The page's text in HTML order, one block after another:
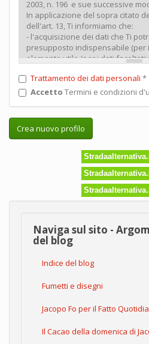
Trattamento dei dati personali *
Accetto Termini e condizioni
Crea nuovo profilo
Naviga sul sito -
del blog
Indice del blog
Fumetti e disegni
Jacopo Fo per il Fatto
Il Cacao della domenica di